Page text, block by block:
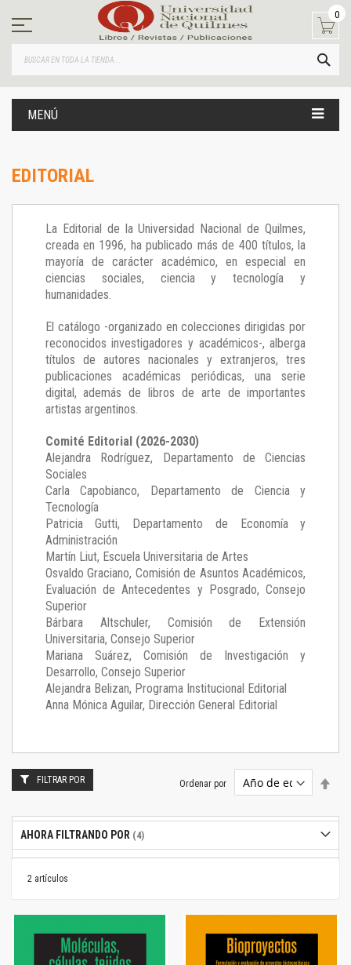
contenido
0
MENÚ
EDITORIAL
La Editorial de la Universidad Nacional de Quilmes,
creada en 1996, ha publicado más de 400 títulos, la
mayoría de carácter académico, en especial en
ciencias sociales, ciencia y tecnología y
humanidades.
El catálogo -organizado en colecciones dirigidas por
reconocidos investigadores y académicos-, alberga
títulos de autores nacionales y extranjeros, tres
publicaciones académicas periódicas, una serie
digital, además de libros de arte de importantes
artistas argentinos.
Comité Editorial (2026-2030)
Alejandra Rodríguez, Departamento de Ciencias
Sociales
Carla Capobianco, Departamento de Ciencia y
Tecnología
Patricia Gutti, Departamento de Economía y
Administración
Martín Liut, Escuela Universitaria de Artes
Osvaldo Graciano, Comisión de Asuntos Académicos,
Evaluación de Antecedentes y Posgrado, Consejo
Superior
Bárbara Altschuler, Comisión de Extensión
Universitaria, Consejo Superior
Mariana Suárez, Comisión de Investigación y
Desarrollo, Consejo Superior
Alejandra Belizan, Programa Institucional Editorial
Anna Mónica Aguilar, Dirección General Editorial
2 artículos
Ordenar por
FILTRAR POR
AHORA FILTRANDO POR